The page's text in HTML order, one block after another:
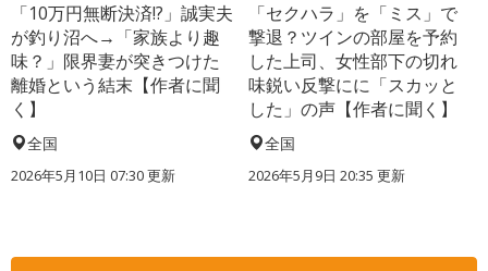
「10万円無断決済!?」誠実夫
が釣り沼へ→「家族より趣
味？」限界妻が突きつけた
離婚という結末【作者に聞
く】
全国
2026年5月10日 07:30 更新
「セクハラ」を「ミス」で
撃退？ツインの部屋を予約
した上司、女性部下の切れ
味鋭い反撃にに「スカッと
した」の声【作者に聞く】
全国
2026年5月9日 20:35 更新